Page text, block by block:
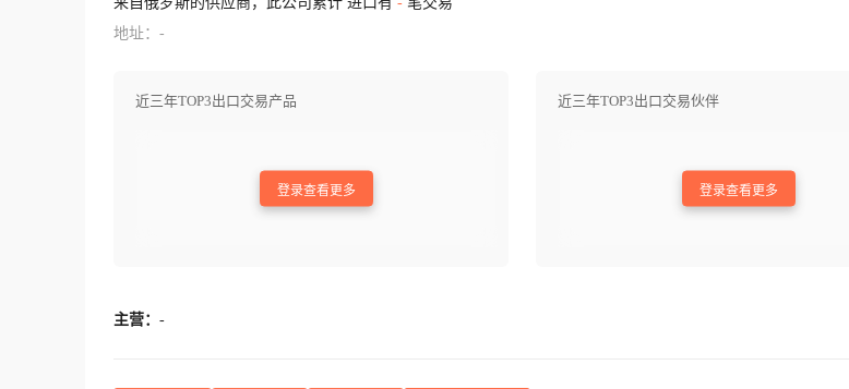
地址：-
近三年TOP3出口交易产品
登录查看更多
近三年TOP3出口交易伙伴
登录查看更多
主营： -